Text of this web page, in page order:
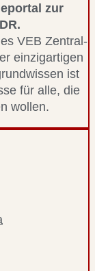
zur
VEB Zentral-
einzigartigen
ist
für alle, die
wollen.